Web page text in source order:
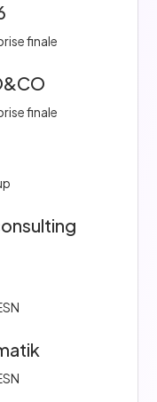
finale
finale